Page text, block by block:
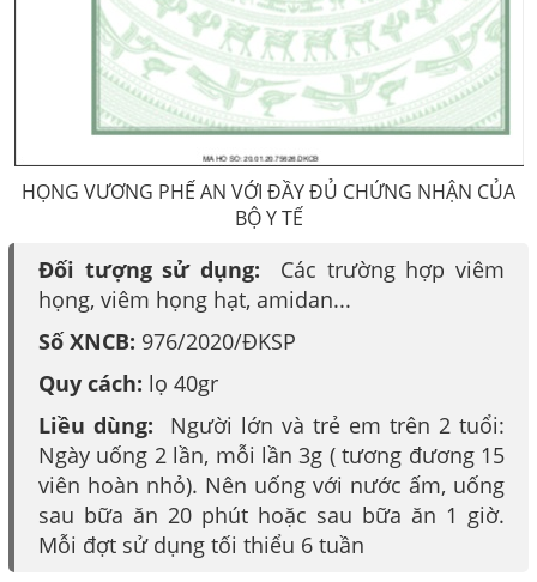
HỌNG VƯƠNG PHẾ AN VỚI ĐẦY ĐỦ CHỨNG NHẬN CỦA
BỘ Y TẾ
Đối tượng sử dụng: Các trường hợp viêm
họng, viêm họng hạt, amidan...
Số XNCB: 976/2020/ĐKSP
Quy cách: lọ 40gr
Liều dùng: Người lớn và trẻ em trên 2 tuổi:
Ngày uống 2 lần, mỗi lần 3g ( tương đương 15
viên hoàn nhỏ). Nên uống với nước ấm, uống
sau bữa ăn 20 phút hoặc sau bữa ăn 1 giờ.
Mỗi đợt sử dụng tối thiểu 6 tuần